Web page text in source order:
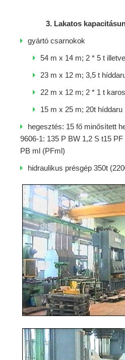
3. Lakatos
gyártó csarnokok
54 m x 14 m; 2 * 5 t
23 m x 12 m; 3,5 t
22 m x 12 m; 2 * 1 t
15 m x 25 m; 20t híddaru
hegesztés: 15 fő minősített
9606-1: 135 P BW 1,2 S t15
PB ml (PFml)
hidraulikus présgép 350t